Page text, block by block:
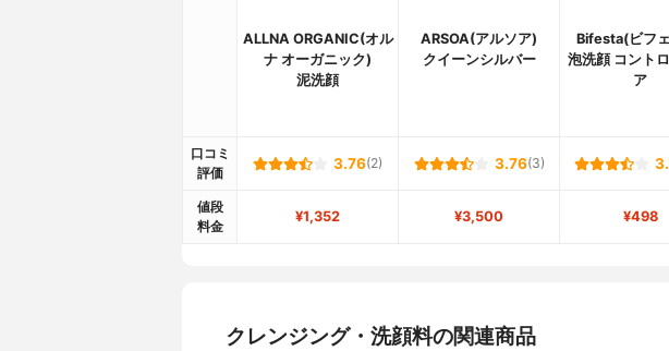
ALLNA ORGANIC(オル
ナ オーガニック)
泥洗顔
ARSOA(アルソア)
クイーンシルバー
Bifesta(ビフ
泡洗顔 コント
ア
口コミ
評価
3.76(2) 3.76(3)
値段
料金
¥1,352 ¥3,500 ¥498
クレンジング・洗顔料の関連商品